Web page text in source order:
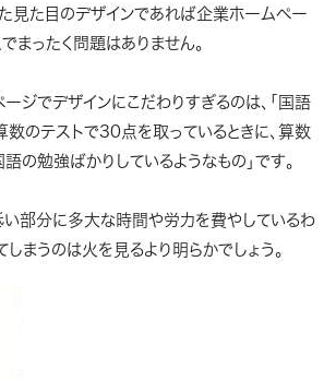
見た目のデザインであれば企業ホームペー
まったく問題はありません。
ジでデザインにこだわりすぎるのは、「国語
のテストで30点を取っているときに、算数
の勉強ばかりしているようなもの」です。
部分に多大な時間や労力を費やしているわ
しまうのは火を見るより明らかでしょう。